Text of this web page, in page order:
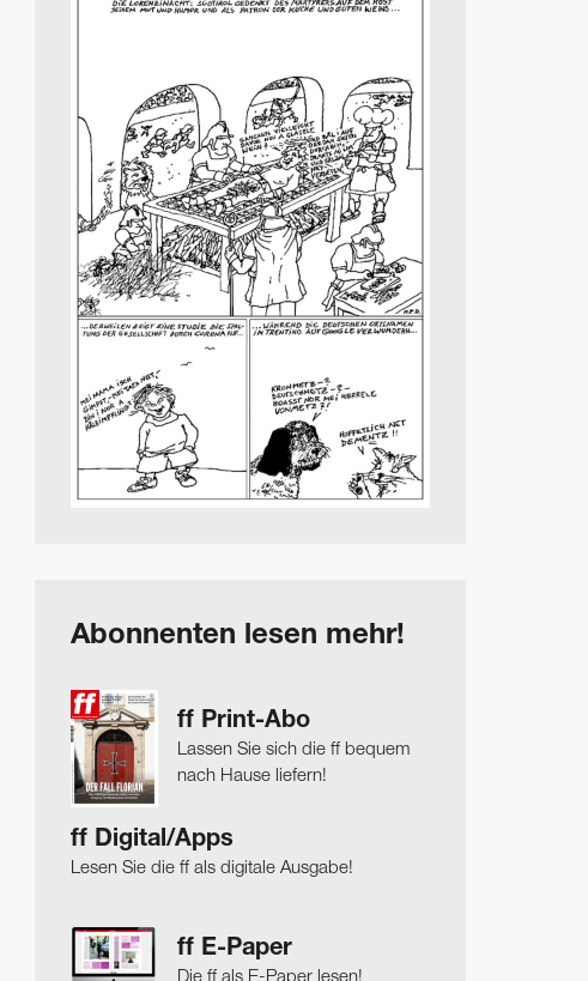
Abonnenten lesen mehr!
ff Print-Abo
Lassen Sie sich die ff bequem
nach Hause liefern!
ff Digital/Apps
Lesen Sie die ff als digitale Ausgabe!
ff E-Paper